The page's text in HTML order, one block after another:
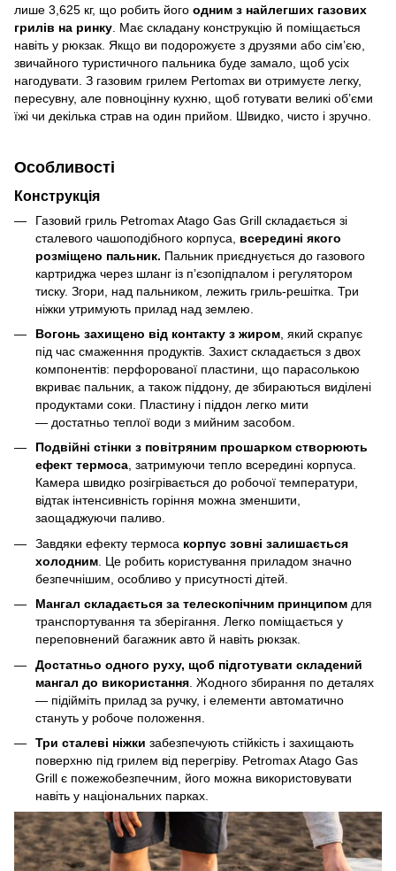
лише 3,625 кг, що робить його одним з найлегших газових
грилів на ринку . Має складану конструкцію й поміщається
навіть у рюкзак. Якщо ви подорожуєте з друзями або сім’єю,
звичайного туристичного пальника буде замало, щоб усіх
нагодувати. З газовим грилем Pertomax ви отримуєте легку,
пересувну, але повноцінну кухню, щоб готувати великі об’єми
їжі чи декілька страв на один прийом. Швидко, чисто і зручно.
Особливості
Конструкція
Газовий гриль Petromax Atago Gas Grill складається зі
сталевого чашоподібного корпуса, всередині якого
розміщено пальник. Пальник приєднується до газового
картриджа через шланг із пʼєзопідпалом і регулятором
тиску. Згори, над пальником, лежить гриль-решітка. Три
ніжки утримують прилад над землею.
Вогонь захищено від контакту з жиром , який скрапує
під час смаженння продуктів. Захист складається з двох
компонентів: перфорованої пластини, що парасолькою
вкриває пальник, а також піддону, де збираються виділені
продуктами соки. Пластину і піддон легко мити
— достатньо теплої води з мийним засобом.
Подвійні стінки з повітряним прошарком створюють
ефект термоса, затримуючи тепло всередині корпуса.
Камера швидко розігрівається до робочої температури,
відтак інтенсивність горіння можна зменшити,
заощаджуючи паливо.
Завдяки ефекту термоса корпус зовні залишається
холодним . Це робить користування приладом значно
безпечнішим, особливо у присутності дітей.
Мангал складається за телескопічним принципом для
транспортування та зберігання. Легко поміщається у
переповнений багажник авто й навіть рюкзак.
Достатньо одного руху, щоб підготувати складений
мангал до використання . Жодного збирання по деталях
— підійміть прилад за ручку, і елементи автоматично
стануть у робоче положення.
Три сталеві ніжки забезпечують стійкість і захищають
поверхню під грилем від перегріву. Petromax Atago Gas
Grill є пожежобезпечним, його можна використовувати
навіть у національних парках.